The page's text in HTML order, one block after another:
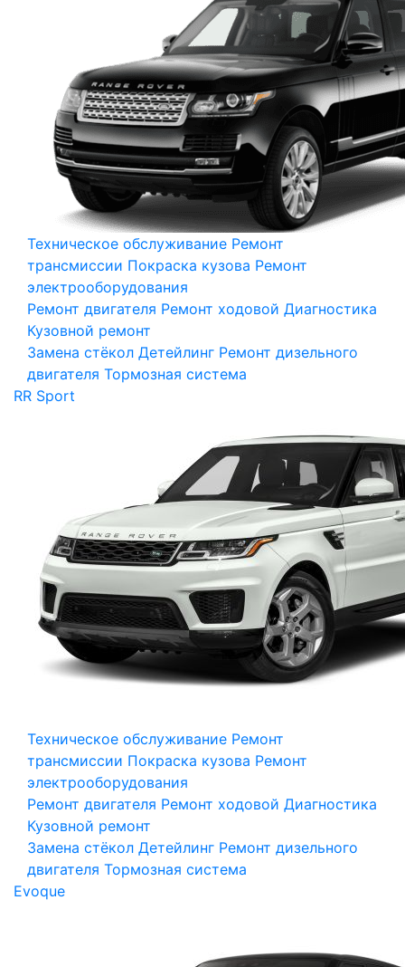
Техническое обслуживание Ремонт
трансмиссии Покраска кузова Ремонт
электрооборудования
Ремонт двигателя Ремонт ходовой Диагностика
Кузовной ремонт
Замена стёкол Детейлинг Ремонт дизельного
двигателя Тормозная система
RR Sport
Техническое обслуживание Ремонт
трансмиссии Покраска кузова Ремонт
электрооборудования
Ремонт двигателя Ремонт ходовой Диагностика
Кузовной ремонт
Замена стёкол Детейлинг Ремонт дизельного
двигателя Тормозная система
Evoque